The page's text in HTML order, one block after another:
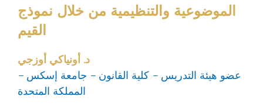
الموضوعية والتنظيمية من خلال نموذج
القيم
د. أونياكي أوزجي
عضو هيئة التدريس – كلية القانون – جامعة إسكس –
المملكة المتحدة